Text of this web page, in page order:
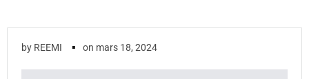
by REEMI ▪ on mars 18, 2024